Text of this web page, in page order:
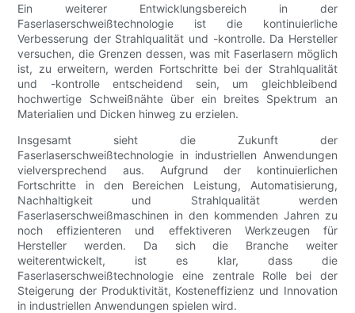
Ein weiterer Entwicklungsbereich in der
Faserlaserschweißtechnologie ist die kontinuierliche
Verbesserung der Strahlqualität und -kontrolle. Da Hersteller
versuchen, die Grenzen dessen, was mit Faserlasern möglich
ist, zu erweitern, werden Fortschritte bei der Strahlqualität
und -kontrolle entscheidend sein, um gleichbleibend
hochwertige Schweißnähte über ein breites Spektrum an
Materialien und Dicken hinweg zu erzielen.
Insgesamt sieht die Zukunft der
Faserlaserschweißtechnologie in industriellen Anwendungen
vielversprechend aus. Aufgrund der kontinuierlichen
Fortschritte in den Bereichen Leistung, Automatisierung,
Nachhaltigkeit und Strahlqualität werden
Faserlaserschweißmaschinen in den kommenden Jahren zu
noch effizienteren und effektiveren Werkzeugen für
Hersteller werden. Da sich die Branche weiter
weiterentwickelt, ist es klar, dass die
Faserlaserschweißtechnologie eine zentrale Rolle bei der
Steigerung der Produktivität, Kosteneffizienz und Innovation
in industriellen Anwendungen spielen wird.